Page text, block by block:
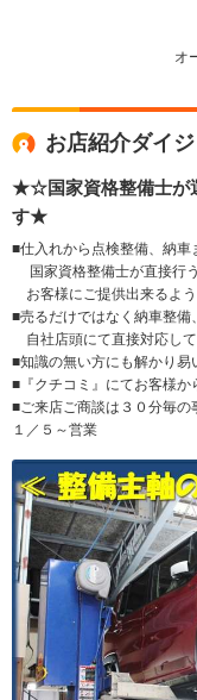
オ
お店紹介ダイ
★☆国家資格整備士が
す★
■仕入れから点検整備、納車
国家資格整備士が直接行
お客様にご提供出来るよ
■売るだけではなく納車整
自社店頭にて直接対応し
■知識の無い方にも解かり
■『クチコミ』にてお客様
■ご来店ご商談は３０分毎の
１／５～営業